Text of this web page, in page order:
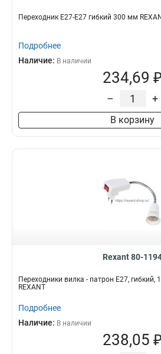
Переходник Е27-Е27 гибкий 300 мм
Подробнее
Наличие: В наличии
234,69 ₽
– +
В корзину
Rexant 80-
Переходники вилка - патрон Е27,
REXANT
Подробнее
Наличие: В наличии
238,05 ₽